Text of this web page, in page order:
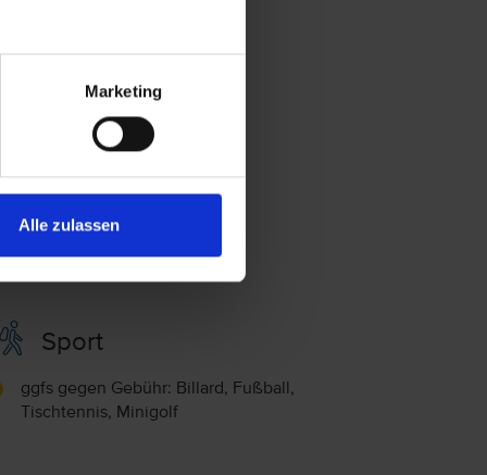
Marketing
Alle zulassen
Sport
ggfs gegen Gebühr: Billard, Fußball,
Tischtennis, Minigolf